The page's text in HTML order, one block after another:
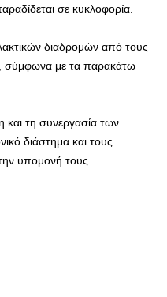
σε κυκλοφορία.
διαδρομών από τους
σύμφωνα με τα παρακάτω
και τη συνεργασία των
διάστημα και τους
υπομονή τους.